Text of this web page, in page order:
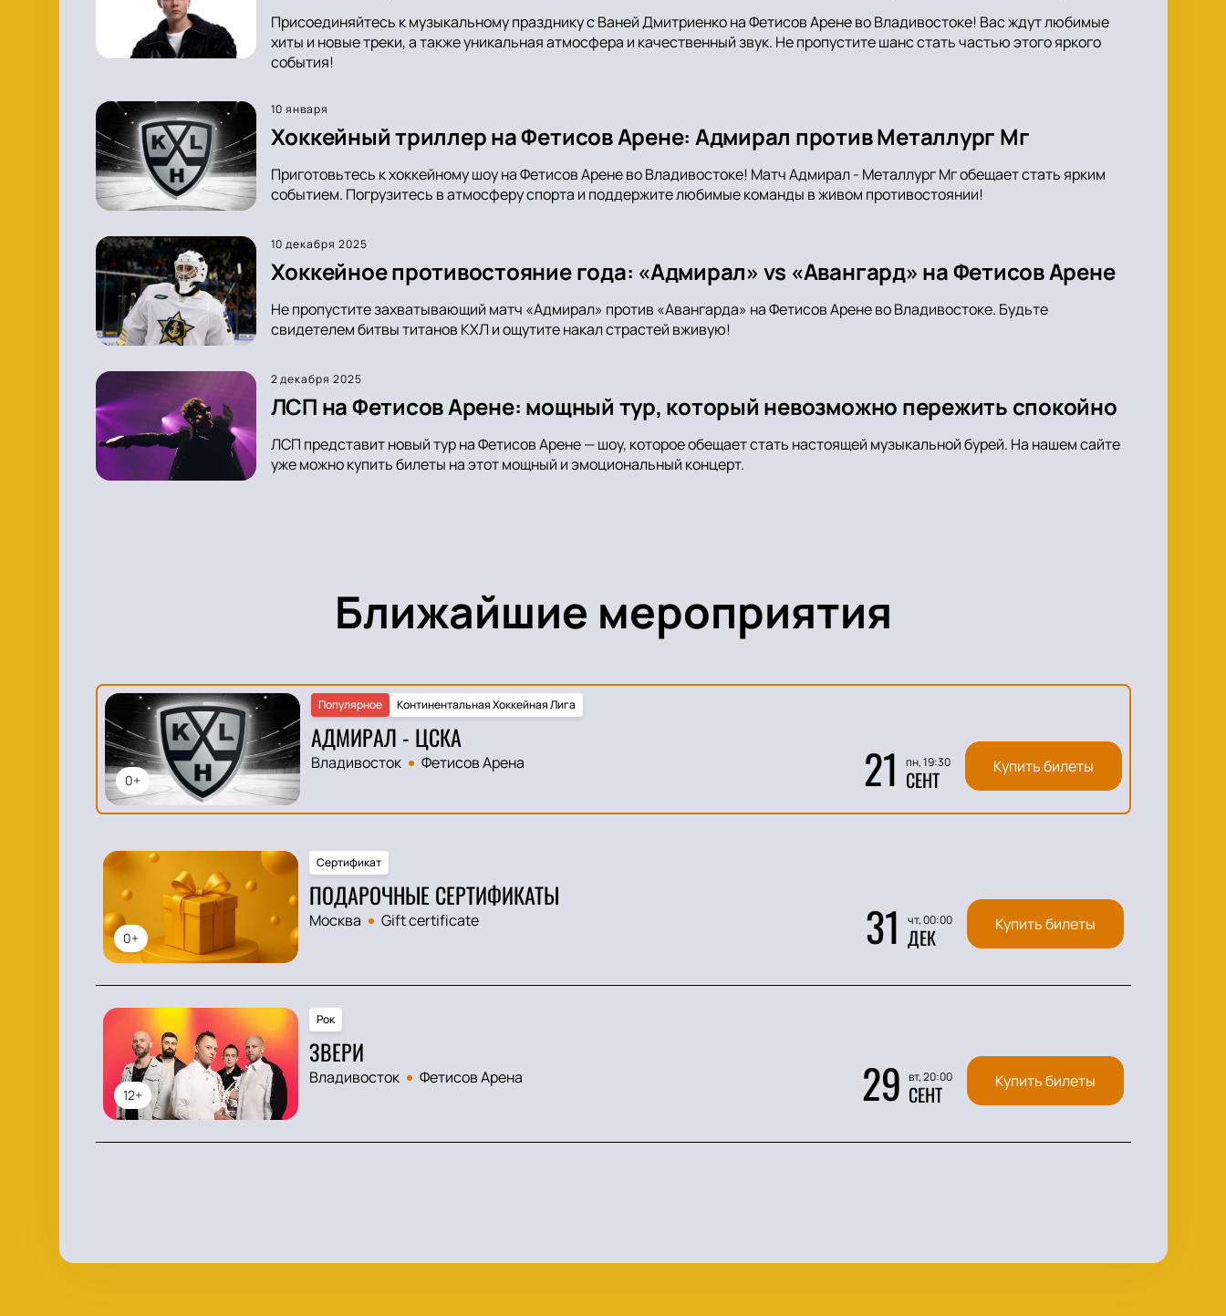
Присоединяйтесь к музыкальному празднику с Ваней Дмитриенко на Фетисов Арене во Владивостоке! Вас ждут любимые
хиты и новые треки, а также уникальная атмосфера и качественный звук. Не пропустите шанс стать частью этого яркого
события!
10 января
Хоккейный триллер на Фетисов Арене: Адмирал против Металлург Мг
Приготовьтесь к хоккейному шоу на Фетисов Арене во Владивостоке! Матч Адмирал - Металлург Мг обещает стать ярким
событием. Погрузитесь в атмосферу спорта и поддержите любимые команды в живом противостоянии!
10 декабря 2025
Хоккейное противостояние года: «Адмирал» vs «Авангард» на Фетисов Арене
Не пропустите захватывающий матч «Адмирал» против «Авангарда» на Фетисов Арене во Владивостоке. Будьте
свидетелем битвы титанов КХЛ и ощутите накал страстей вживую!
2 декабря 2025
ЛСП на Фетисов Арене: мощный тур, который невозможно пережить спокойно
ЛСП представит новый тур на Фетисов Арене — шоу, которое обещает стать настоящей музыкальной бурей. На нашем сайте
уже можно купить билеты на этот мощный и эмоциональный концерт.
Ближайшие мероприятия
0+
Континентальная Хоккейная Лига
Популярное
АДМИРАЛ - ЦСКА
Владивосток Фетисов Арена 21 пн, 19:30
СЕНТ Купить билеты
0+
Сертификат
ПОДАРОЧНЫЕ СЕРТИФИКАТЫ
Москва Gift certificate 31 чт, 00:00
ДЕК Купить билеты
12+
Рок
ЗВЕРИ
Владивосток Фетисов Арена 29 вт, 20:00
СЕНТ Купить билеты